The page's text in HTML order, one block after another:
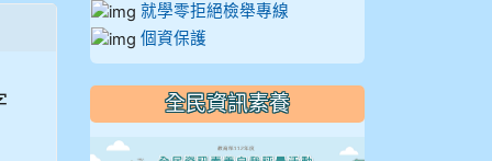
就學零拒絕檢舉專線
個資保護
全民資訊素養